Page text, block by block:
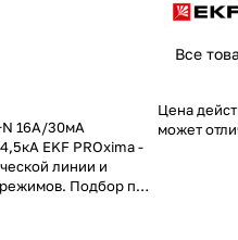
16А/30мА
EKF PROxima -
линии и
Подбор по
230, степень
в
Все
Цена
может